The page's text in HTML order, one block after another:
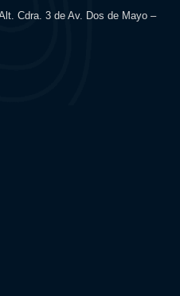
Cdra. 3 de Av. Dos de Mayo –